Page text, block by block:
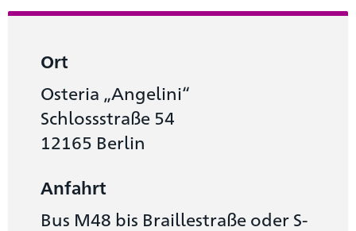
Ort
Osteria „Angelini“
Schlossstraße 54
12165 Berlin
Anfahrt
Bus M48 bis Braillestraße oder S-